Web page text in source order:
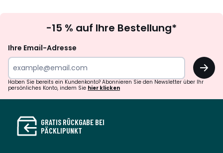
abonnieren
-15 % auf Ihre Bestellung*
Ihre Email-Adresse
OK
Haben Sie bereits ein Kundenkonto? Abonnieren Sie den Newsletter über Ihr
persönliches Konto, indem Sie hier klicken
GRATIS RÜCKGABE BEI
PÄCKLIPUNKT